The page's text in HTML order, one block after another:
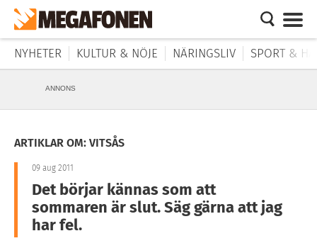
NYHETER KULTUR & NÖJE NÄRINGSLIV SPORT &
ANNONS
ARTIKLAR OM: VITSÅS
09 aug 2011
Det börjar kännas som att
sommaren är slut. Säg gärna att jag
har fel.